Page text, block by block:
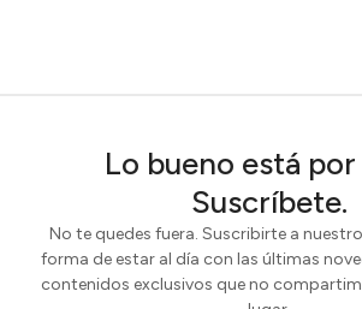
Lo bueno está
Suscríbete.
No te quedes fuera. Suscribirte a
forma de estar al día con las últimas
contenidos exclusivos que no